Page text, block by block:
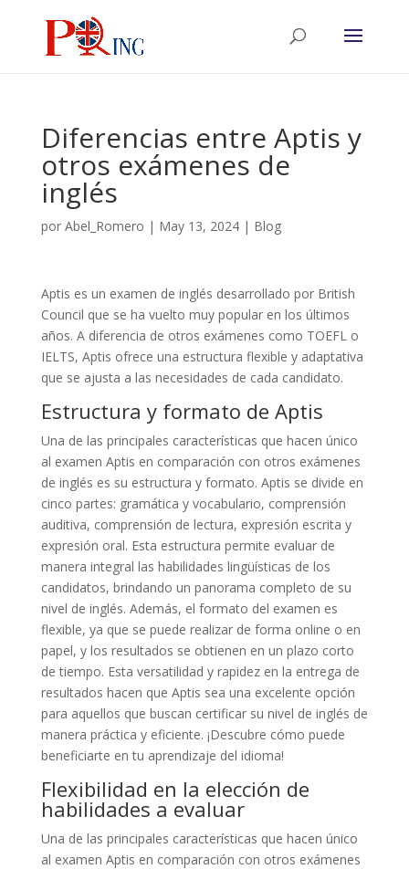
Diferencias entre Aptis y
otros exámenes de
inglés
por Abel_Romero | May 13, 2024| Blog
Aptis es un examen de inglés desarrollado por British
Council que se ha vuelto muy popular en los últimos
años. A diferencia de otros exámenes como TOEFL o
IELTS, Aptis ofrece una estructura flexible y adaptativa
que se ajusta a las necesidades de cada candidato.
Estructura y formato de Aptis
Una de las principales características que hacen único
al examen Aptis en comparación con otros exámenes
de inglés es su estructura y formato. Aptis se divide en
cinco partes: gramática y vocabulario, comprensión
auditiva, comprensión de lectura, expresión escrita y
expresión oral. Esta estructura permite evaluar de
manera integral las habilidades lingüísticas de los
candidatos, brindando un panorama completo de su
nivel de inglés. Además, el formato del examen es
flexible, ya que se puede realizar de forma online o en
papel, y los resultados se obtienen en un plazo corto
de tiempo. Esta versatilidad y rapidez en la entrega de
resultados hacen que Aptis sea una excelente opción
para aquellos que buscan certificar su nivel de inglés de
manera práctica y eficiente. ¡Descubre cómo puede
beneficiarte en tu aprendizaje del idioma!
Flexibilidad en la elección de
habilidades a evaluar
Una de las principales características que hacen único
al examen Aptis en comparación con otros exámenes